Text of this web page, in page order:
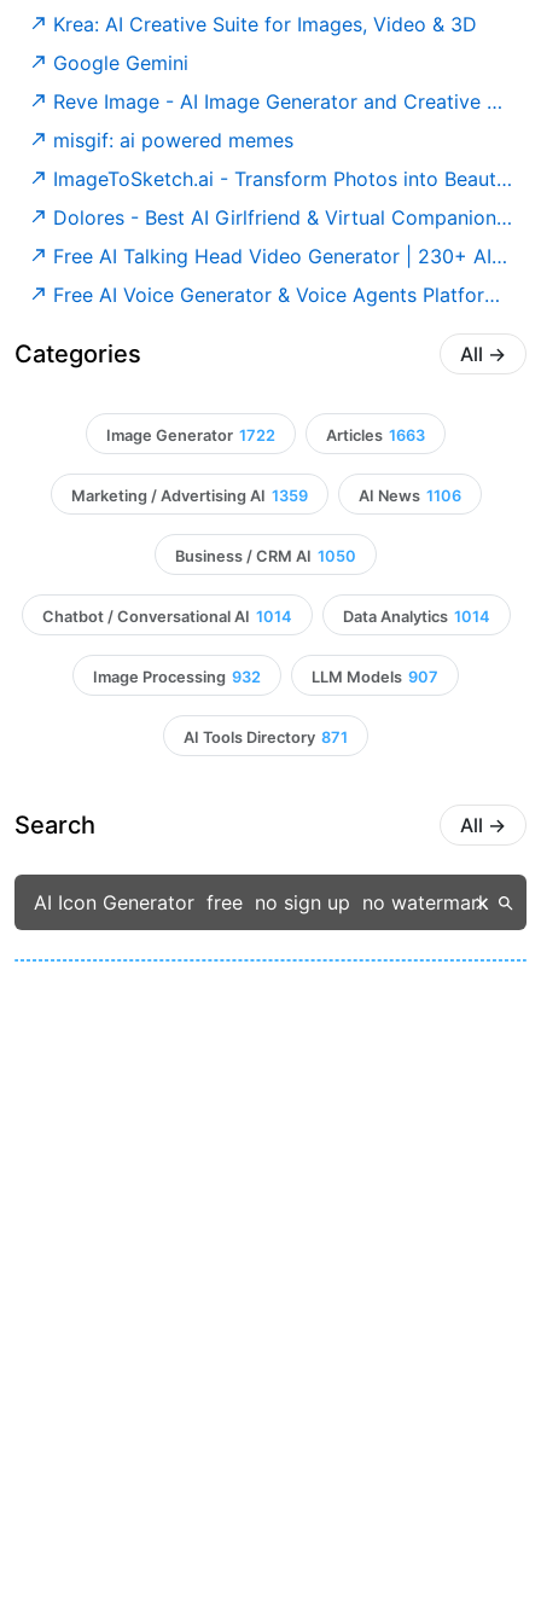
Krea: AI Creative Suite for Images, Video & 3D
Google Gemini
Reve Image - AI Image Generator and Creative Tool
misgif: ai powered memes
ImageToSketch.ai - Transform Photos into Beautiful Sketches with AI
Dolores - Best AI Girlfriend & Virtual Companion | Alternative to Character.ai, Replika, DreamGF, Candy AI 2024
Free AI Talking Head Video Generator | 230+ AI Talking Heads
Free AI Voice Generator & Voice Agents Platform | ElevenLabs
Categories All →
Image Generator 1722 Articles 1663
Marketing / Advertising AI 1359 AI News 1106
Business / CRM AI 1050
Chatbot / Conversational AI 1014 Data Analytics 1014
Image Processing 932 LLM Models 907
AI Tools Directory 871
Search All →